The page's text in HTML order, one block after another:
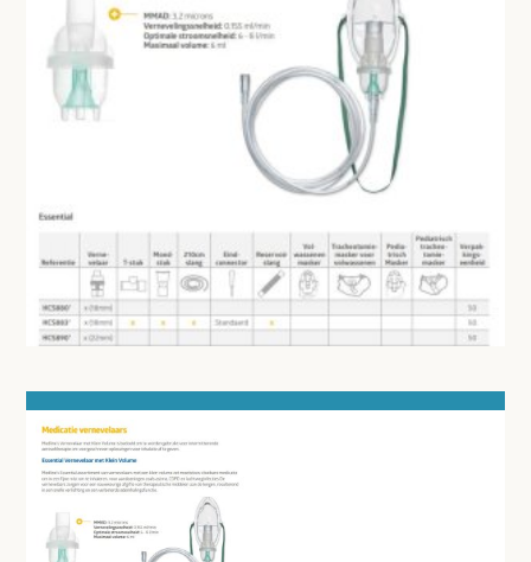
LARYNGOSCOOP
BEADEMHALING
EHBO TASSEN EN KOFFERS
APPARATUUR EN DIAGNOSE
VERBRUIKSMATERIAAL
INSTRUMENTEN - INOX GERIEF
TWEEDEHANDS - LIQUIDATIE
PRODUCT NIET GEVONDEN?